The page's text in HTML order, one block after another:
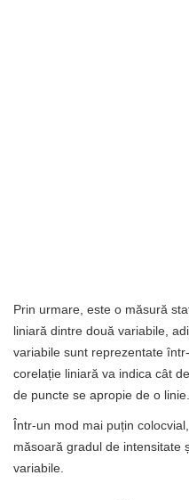
Prin urmare, este o măsură
liniară dintre două variabile,
variabile sunt reprezentate
corelație liniară va indica cât
de puncte se apropie de o linie.
Într-un mod mai puțin
măsoară gradul de intensitate
variabile.